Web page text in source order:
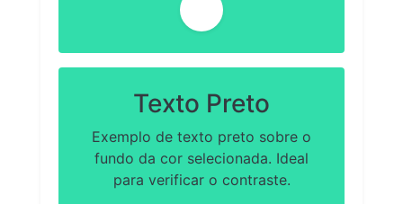
Texto Preto
Exemplo de texto preto sobre o
fundo da cor selecionada. Ideal
para verificar o contraste.